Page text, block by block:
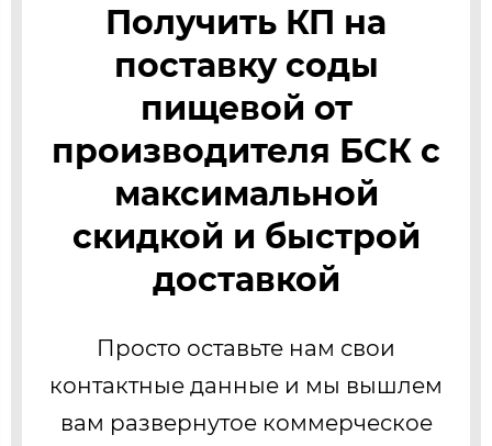
Получить КП на
поставку соды
пищевой от
производителя БСК с
максимальной
скидкой и быстрой
доставкой
Просто оставьте нам свои
контактные данные и мы вышлем
вам развернутое коммерческое